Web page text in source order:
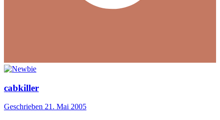
cabkiller
Geschrieben 21. Mai 2005